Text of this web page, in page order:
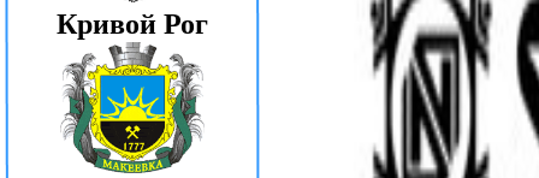
Кривой Рог